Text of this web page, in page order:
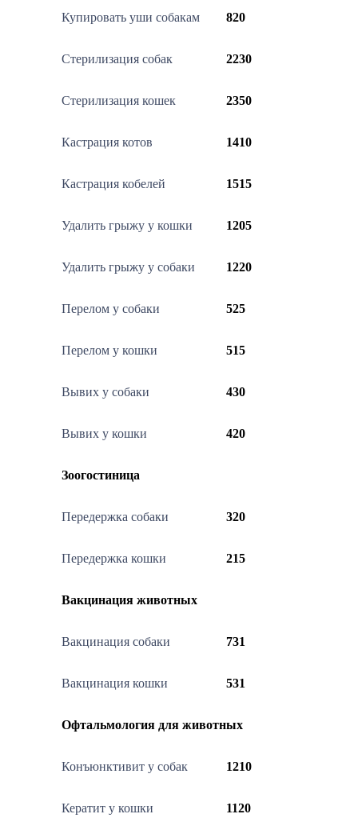
Купировать уши собакам 820
Стерилизация собак 2230
Стерилизация кошек 2350
Кастрация котов 1410
Кастрация кобелей 1515
Удалить грыжу у кошки 1205
Удалить грыжу у собаки 1220
Перелом у собаки 525
Перелом у кошки 515
Вывих у собаки 430
Вывих у кошки 420
Зоогостиница
Передержка собаки 320
Передержка кошки 215
Вакцинация животных
Вакцинация собаки 731
Вакцинация кошки 531
Офтальмология для животных
Конъюнктивит у собак 1210
Кератит у кошки 1120